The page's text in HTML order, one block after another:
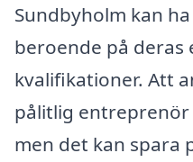
Sundbyholm kan
beroende på deras
kvalifikationer. Att
pålitlig
men det kan spara